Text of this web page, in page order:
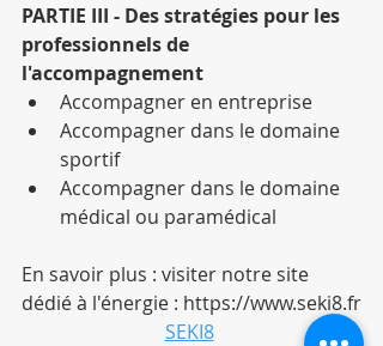
PARTIE III - Des stratégies pour les
professionnels de
l'accompagnement
Accompagner en entreprise
Accompagner dans le domaine
sportif
Accompagner dans le domaine
médical ou paramédical
En savoir plus : visiter notre site
dédié à l'énergie : https://www.seki8.fr
SEKI8